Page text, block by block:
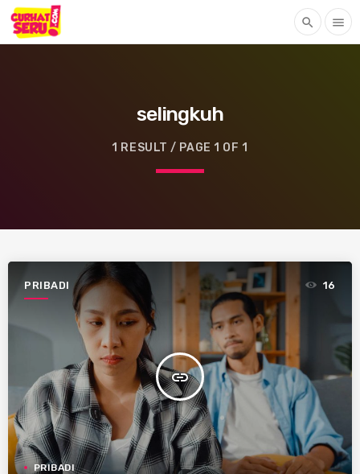
search menu
selingkuh
1 RESULT / PAGE 1 OF 1
PRIBADI
insert_link
16
PRIBADI